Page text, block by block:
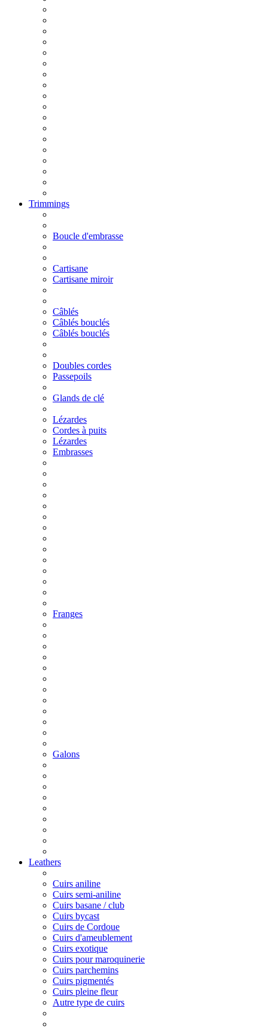
Trimmings
Boucle d'embrasse
Cartisane
Cartisane miroir
Câblés
Câblés bouclés
Câblés bouclés
Doubles cordes
Passepoils
Glands de clé
Lézardes
Cordes à puits
Lézardes
Embrasses
Franges
Galons
Leathers
Cuirs aniline
Cuirs semi-aniline
Cuirs basane / club
Cuirs bycast
Cuirs de Cordoue
Cuirs d'ameublement
Cuirs exotique
Cuirs pour maroquinerie
Cuirs parchemins
Cuirs pigmentés
Cuirs pleine fleur
Autre type de cuirs